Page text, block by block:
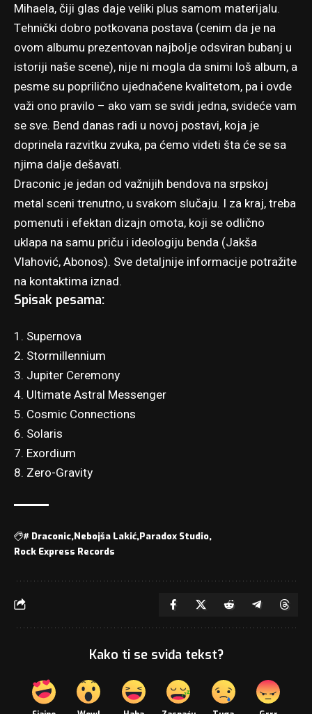
Mihaela, čiji glas daje veliki plus samom materijalu.
Tehnički dobro potkovana postava (cenim da je na
ovom albumu prezentovan najbolje odsviran bubanj u
istoriji naše scene), nije ni mogla da snimi loš album, a
pesme su poprilično ujednačene kvalitetom, pa i ovde
važi ono pravilo – ako vam se svidi jedna, svideće vam
se sve. Bend danas radi u novoj postavi, koja je
doprinela razvitku zvuka, pa ćemo videti šta će se sa
njima dalje dešavati.
Draconic je jedan od važnijih bendova na srpskoj
metal sceni trenutno, u svakom slučaju. I za kraj, treba
pomenuti i efektan dizajn omota, koji se odlično
uklapa na samu priču i ideologiju benda (Jakša
Vlahović, Abonos). Sve detaljnije informacije potražite
na kontaktima iznad.
Spisak pesama:
1. Supernova
2. Stormillennium
3. Jupiter Ceremony
4. Ultimate Astral Messenger
5. Cosmic Connections
6. Solaris
7. Exordium
8. Zero-Gravity
# Draconic Nebojša Lakić Paradox Studio
Rock Express Records
Kako ti se sviđa tekst?